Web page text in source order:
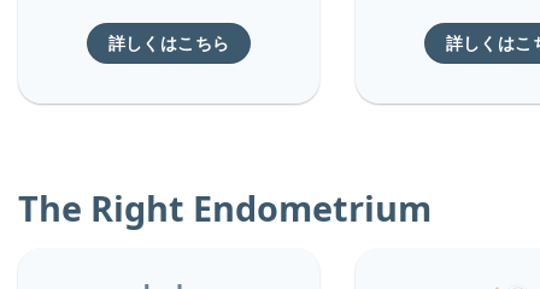
詳しくはこちら 詳しくはこ
The Right Endometrium